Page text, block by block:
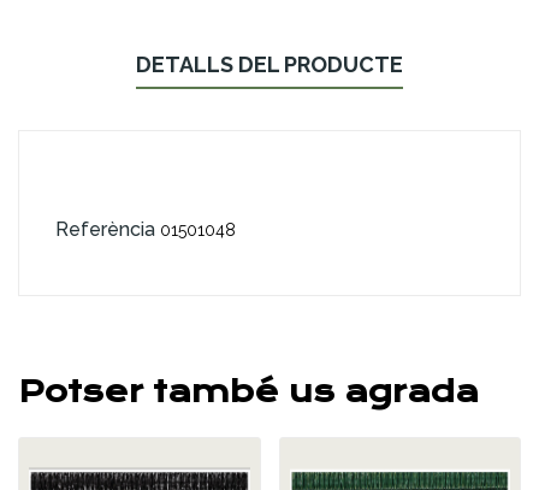
DETALLS DEL PRODUCTE
Referència 01501048
Potser també us agrada